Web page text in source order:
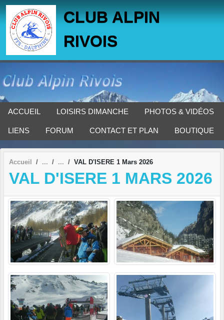
CLUB ALPIN
RIVOIS
ACCUEIL LOISIRS DIMANCHE PHOTOS & VIDÉOS
LIENS FORUM CONTACT ET PLAN BOUTIQUE
Accueil VAL D'ISERE 1 Mars 2026
VAL D'ISERE 1 MARS 2026
Panneau de gestion des cookies